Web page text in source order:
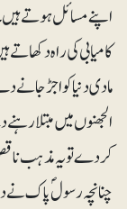
اپنے مسائل ہوتے
کامیابی کی راہ دکھاتے
مادی دنیا کو اجڑ
الجھنوں میں
کردے تو یہ مذہب
چنانچہ رسولؐ پاک نے